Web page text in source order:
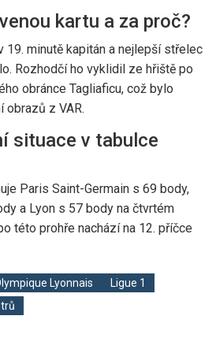
kartu a za proč?
19. minutě kapitán a nejlepší střelec
Rozhodčí ho vyklidil ze hřiště po
obránce Tagliaficu, což bylo
obrazů z VAR.
situace v tabulce
Paris Saint-Germain s 69 body,
a Lyon s 57 body na čtvrtém
této prohře nachází na 12. příčce
Lyonnais
Ligue 1